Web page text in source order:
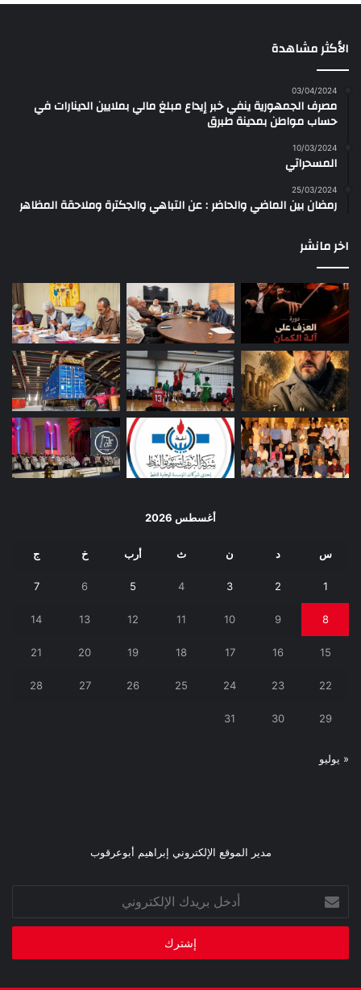
الأكثر مشاهدة
03/04/2024
مصرف الجمهورية ينفي خبر إيداع مبلغ مالي بملايين الدينارات في
حساب مواطن بمدينة طبرق
10/03/2024
المسحراتي
25/03/2024
رمضان بين الماضي والحاضر : عن التباهي والجكترة وملاحقة المظاهر
اخر مانشر
أغسطس 2026
س د ن ث أرب خ ج
1
2
3
4
5
6
7
8
9
10
11
12
13
14
15
16
17
18
19
20
21
22
23
24
25
26
27
28
29
30
31
« يوليو
مدير الموقع الإلكتروني إبراهيم أبوعرقوب
أدخل
بريدك
الإلكتروني